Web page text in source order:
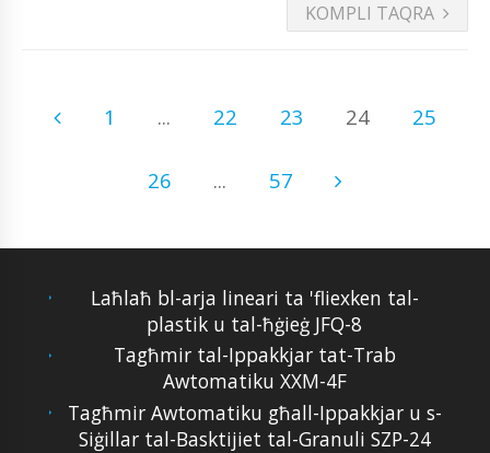
KOMPLI TAQRA
1 ... 22 23 24 25
26 ... 57
Laħlaħ bl-arja lineari ta 'fliexken tal-
plastik u tal-ħġieġ JFQ-8
Tagħmir tal-Ippakkjar tat-Trab
Awtomatiku XXM-4F
Tagħmir Awtomatiku għall-Ippakkjar u s-
Siġillar tal-Basktijiet tal-Granuli SZP-24